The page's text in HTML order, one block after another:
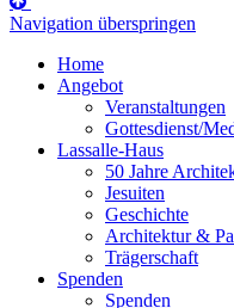
Navigation überspringen
Home
Angebot
Veranstaltungen
Gottesdienst/
Lassalle-Haus
50 Jahre
Jesuiten
Geschichte
Architektur &
Trägerschaft
Spenden
Spenden